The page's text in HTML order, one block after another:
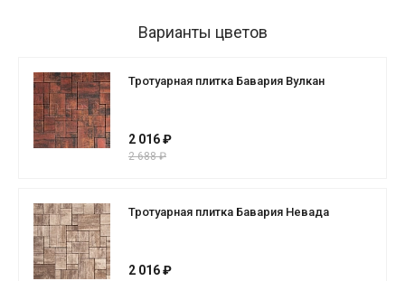
Варианты цветов
Тротуарная плитка Бавария Вулкан
2 016 ₽
2 688 ₽
Тротуарная плитка Бавария Невада
2 016 ₽